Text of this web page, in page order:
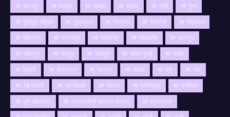
कानपुर
काबुल खंडवा खंडेरा गङी
गुना
गुमशुदा महिला
गुलाबगंज गैतरगंज गैरतगंज
गोहरगंज
गौहरगंज
ग्यारसपुर ग्वालियर चिकलोद
छतरपुर
जबलपुर
जयपुर जोधपुर दक्षिण मुंबई
दमोह
दिल्ली
दीवानगंज देवनगर देवास देश
धार
नई दिल्ली
नई दिल्ली नटेरन नरसिंहपुर
पानीपत
पुणे महाराष्ट्र
प्रधानमंत्री मानधन योजना
प्रयागराज